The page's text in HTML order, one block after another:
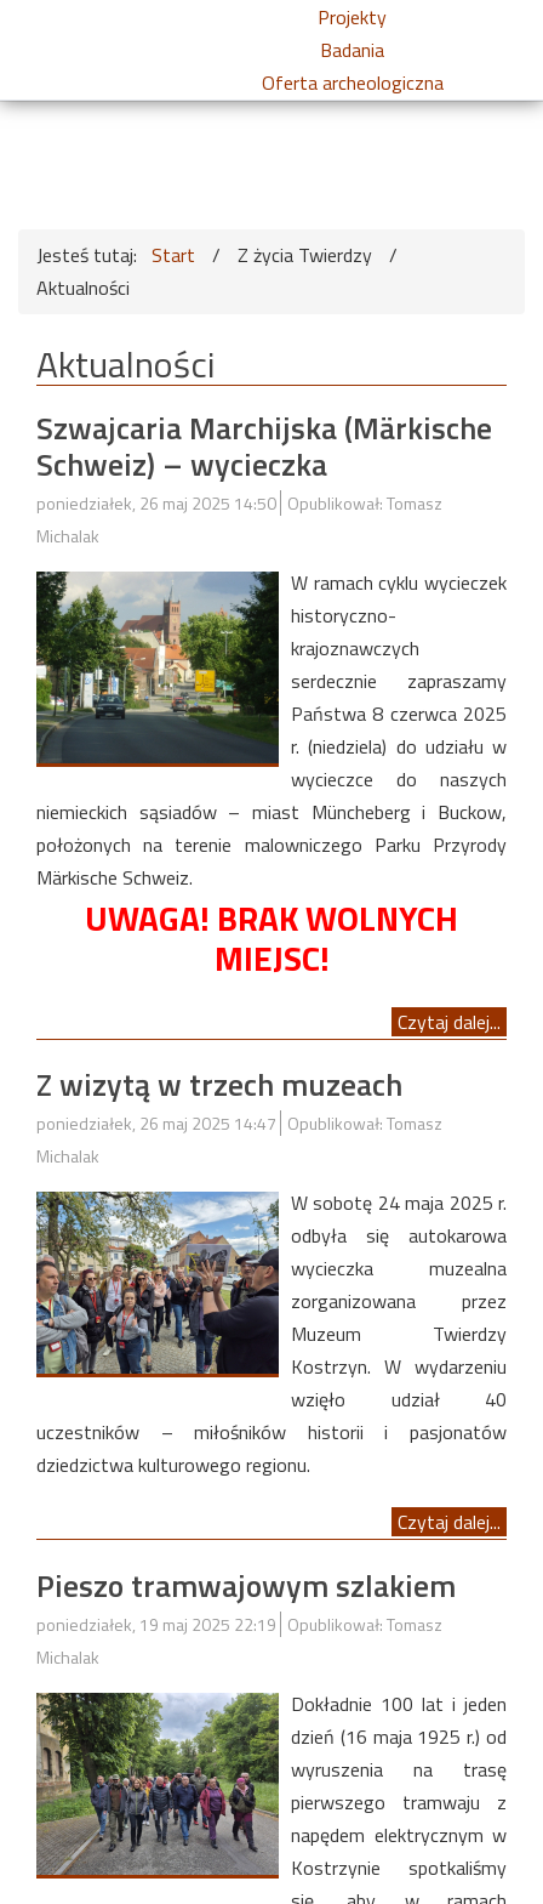
Projekty
Badania
Oferta archeologiczna
Jesteś tutaj: Start / Z życia Twierdzy /
Aktualności
Aktualności
Szwajcaria Marchijska (Märkische
Schweiz) – wycieczka
poniedziałek, 26 maj 2025 14:50 Opublikował: Tomasz
Michalak
W ramach cyklu wycieczek
historyczno-
krajoznawczych
serdecznie zapraszamy
Państwa 8 czerwca 2025
r. (niedziela) do udziału w
wycieczce do naszych
niemieckich sąsiadów – miast Müncheberg i Buckow,
położonych na terenie malowniczego Parku Przyrody
Märkische Schweiz.
UWAGA! BRAK WOLNYCH
MIEJSC!
Czytaj dalej...
Z wizytą w trzech muzeach
poniedziałek, 26 maj 2025 14:47 Opublikował: Tomasz
Michalak
W sobotę 24 maja 2025 r.
odbyła się autokarowa
wycieczka muzealna
zorganizowana przez
Muzeum Twierdzy
Kostrzyn. W wydarzeniu
wzięło udział 40
uczestników – miłośników historii i pasjonatów
dziedzictwa kulturowego regionu.
Czytaj dalej...
Pieszo tramwajowym szlakiem
poniedziałek, 19 maj 2025 22:19 Opublikował: Tomasz
Michalak
Dokładnie 100 lat i jeden
dzień (16 maja 1925 r.) od
wyruszenia na trasę
pierwszego tramwaju z
napędem elektrycznym w
Kostrzynie spotkaliśmy